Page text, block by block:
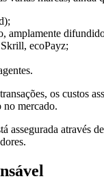
ecoPayz;
os custos
no mercado.
assegurada